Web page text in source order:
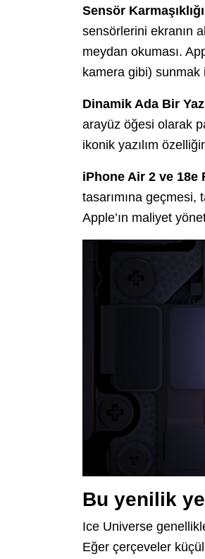
Sensör
sensörlerini ekranın
meydan okuması.
kamera gibi) sunmak
Dinamik Ada Bir
arayüz öğesi olarak
ikonik yazılım
iPhone Air 2 ve 18e
tasarımına geçmesi,
Apple’ın maliyet
Bu yenilik
Ice Universe
Eğer çerçeveler